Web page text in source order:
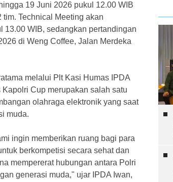
19 Juni 2026 pukul 12.00 WIB
Technical Meeting akan
WIB, sedangkan pertandingan
di Weng Coffee, Jalan Merdeka
melalui Plt Kasi Humas IPDA
Cup merupakan salah satu
olahraga elektronik yang saat
muda.
ingin memberikan ruang bagi para
berkompetisi secara sehat dan
mempererat hubungan antara Polri
generasi muda," ujar IPDA Iwan,